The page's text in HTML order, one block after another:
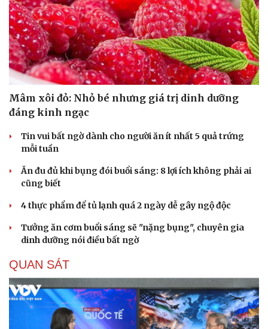
Mâm xôi đỏ: Nhỏ bé nhưng giá trị dinh dưỡng
đáng kinh ngạc
Tin vui bất ngờ dành cho người ăn ít nhất 5 quả trứng
mỗi tuần
Ăn đu đủ khi bụng đói buổi sáng: 8 lợi ích không phải ai
cũng biết
4 thực phẩm để tủ lạnh quá 2 ngày dễ gây ngộ độc
Tưởng ăn cơm buổi sáng sẽ "nặng bụng", chuyên gia
dinh dưỡng nói điều bất ngờ
QUAN SÁT